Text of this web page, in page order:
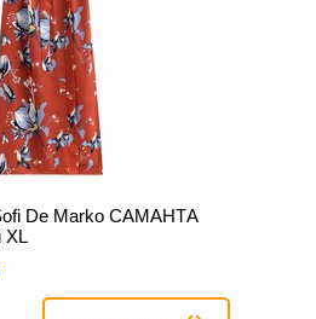
De Marko САМАНТА
XL